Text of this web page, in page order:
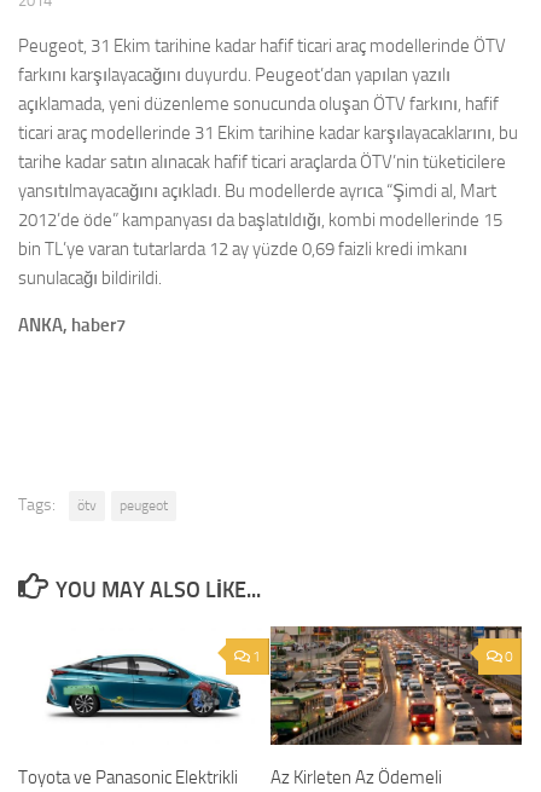
Peugeot, 31 Ekim tarihine kadar hafif ticari araç modellerinde ÖTV
farkını karşılayacağını duyurdu. Peugeot’dan yapılan yazılı
açıklamada, yeni düzenleme sonucunda oluşan ÖTV farkını, hafif
ticari araç modellerinde 31 Ekim tarihine kadar karşılayacaklarını, bu
tarihe kadar satın alınacak hafif ticari araçlarda ÖTV’nin tüketicilere
yansıtılmayacağını açıkladı. Bu modellerde ayrıca “Şimdi al, Mart
2012’de öde” kampanyası da başlatıldığı, kombi modellerinde 15
bin TL’ye varan tutarlarda 12 ay yüzde 0,69 faizli kredi imkanı
sunulacağı bildirildi.
ANKA, haber7
Tags: ötv peugeot
YOU MAY ALSO LIKE...
1
Toyota ve Panasonic Elektrikli
0
Az Kirleten Az Ödemeli